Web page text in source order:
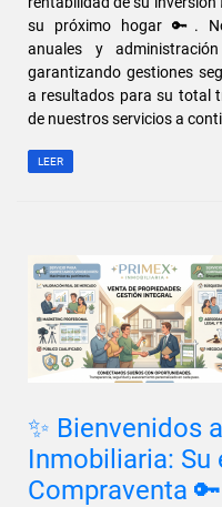
su próximo hogar 🔑.
anuales y
garantizando gestiones
a resultados para su total
de nuestros servicios a
LEER
✨ Bienvenidos
Inmobiliaria: Su
Compraventa 🔑